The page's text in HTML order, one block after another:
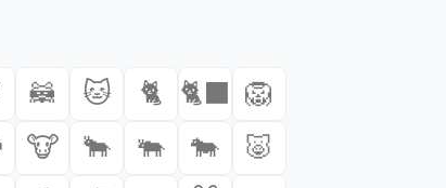
🦝 🐱 🐈 🐈‍⬛
🦁
🐮 🐂 🐃 🐄
🐷